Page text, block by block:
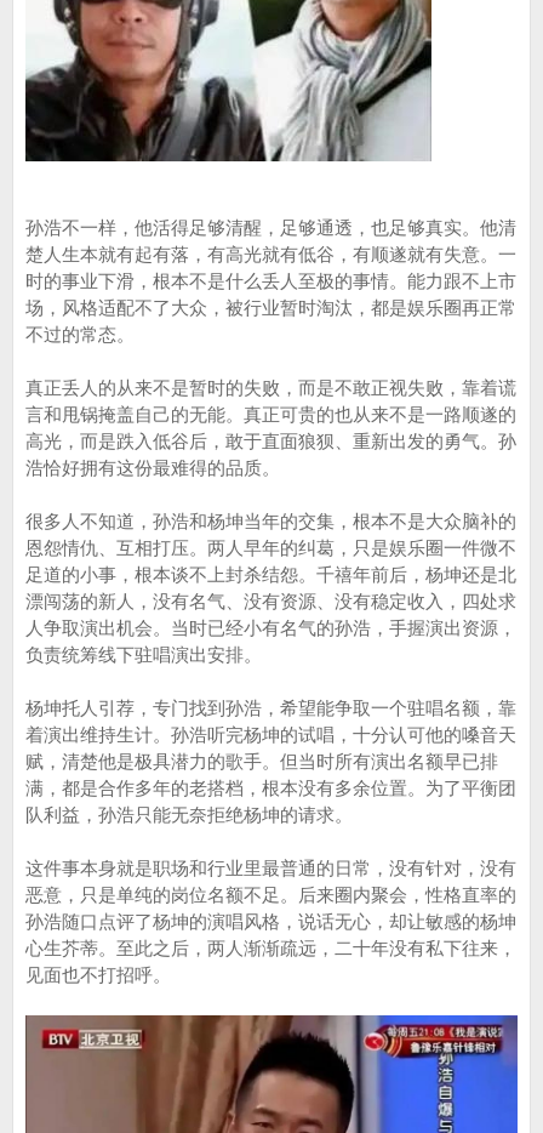
孙浩不一样，他活得足够清醒，足够通透，也足够真实。他清
楚人生本就有起有落，有高光就有低谷，有顺遂就有失意。一
时的事业下滑，根本不是什么丢人至极的事情。能力跟不上市
场，风格适配不了大众，被行业暂时淘汰，都是娱乐圈再正常
不过的常态。
真正丢人的从来不是暂时的失败，而是不敢正视失败，靠着谎
言和甩锅掩盖自己的无能。真正可贵的也从来不是一路顺遂的
高光，而是跌入低谷后，敢于直面狼狈、重新出发的勇气。孙
浩恰好拥有这份最难得的品质。
很多人不知道，孙浩和杨坤当年的交集，根本不是大众脑补的
恩怨情仇、互相打压。两人早年的纠葛，只是娱乐圈一件微不
足道的小事，根本谈不上封杀结怨。千禧年前后，杨坤还是北
漂闯荡的新人，没有名气、没有资源、没有稳定收入，四处求
人争取演出机会。当时已经小有名气的孙浩，手握演出资源，
负责统筹线下驻唱演出安排。
杨坤托人引荐，专门找到孙浩，希望能争取一个驻唱名额，靠
着演出维持生计。孙浩听完杨坤的试唱，十分认可他的嗓音天
赋，清楚他是极具潜力的歌手。但当时所有演出名额早已排
满，都是合作多年的老搭档，根本没有多余位置。为了平衡团
队利益，孙浩只能无奈拒绝杨坤的请求。
这件事本身就是职场和行业里最普通的日常，没有针对，没有
恶意，只是单纯的岗位名额不足。后来圈内聚会，性格直率的
孙浩随口点评了杨坤的演唱风格，说话无心，却让敏感的杨坤
心生芥蒂。至此之后，两人渐渐疏远，二十年没有私下往来，
见面也不打招呼。